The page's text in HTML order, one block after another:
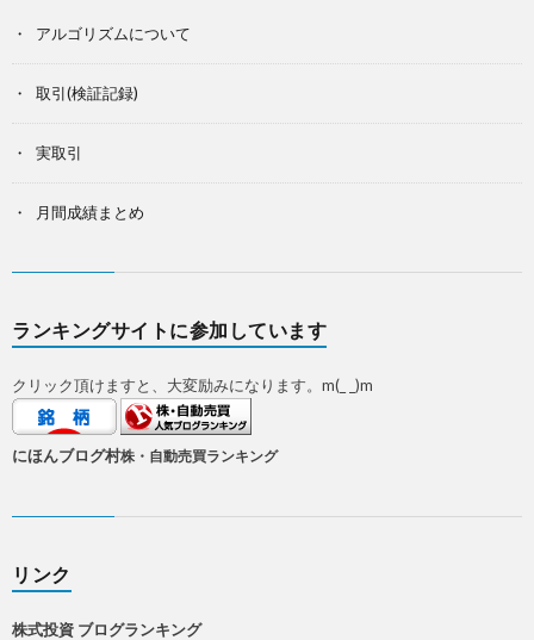
アルゴリズムについて
取引(検証記録)
実取引
月間成績まとめ
ランキングサイトに参加しています
クリック頂けますと、大変励みになります。m(_ _)m
にほんブログ村株・自動売買ランキング
リンク
株式投資 ブログランキング